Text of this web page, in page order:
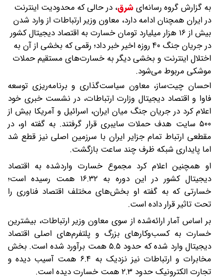
به گزارش گروه رسانه‌ایشرق، در حالی که محدودیت اینترنت
در ایران همچنان ادامه دارد، معاون وزیر ارتباطات از وارد شدن
بیش از ۱۶ هزار میلیارد تومان خسارت به اقتصاد دیجیتال کشور
در جریان جنگ ۴۰ روزه اخیر خبر داد؛ رقمی که بخشی از آن به
اختلال اینترنت و بخشی دیگر به خسارت‌های مستقیم حملات
موشکی مربوط می‌شود.
احسان چیت‌ساز، معاون سیاست‌گذاری و برنامه‌ریزی توسعه
فاوا و اقتصاد دیجیتال وزارت ارتباطات، در نشست خبری خود
اعلام کرد در جریان جنگ میان ایران، اسرائیل و آمریکا بیش از
۵۰۰ سایت هدف حملات سایبری قرار گرفتند. به گفته او، در
مقطعی ارتباط تمام جزایر ایران با سرزمین اصلی نیز قطع شد
اما پایداری شبکه ظرف چند ساعت بازگشت.
او همچنین اعلام کرد مجموع خسارت واردشده به اقتصاد
دیجیتال کشور در این دوره به ۱۶.۳۲ همت رسیده است؛
خسارتی که به گفته او بخش‌های مختلف اقتصاد فناوری را
تحت تاثیر قرار داده است.
بر اساس آمار ارائه‌شده از سوی معاون وزیر ارتباطات، بیشترین
خسارت به کسب‌وکارهای بزرگ و پلتفرم‌های اصلی اقتصاد
دیجیتال وارد شده که حدود ۵.۵ همت برآورد شده است. بخش
مخابرات و ارتباطات نیز نزدیک به ۶.۴ همت آسیب دیده و
تجارت الکترونیک حدود ۲.۳ همت خسارت دیده است.